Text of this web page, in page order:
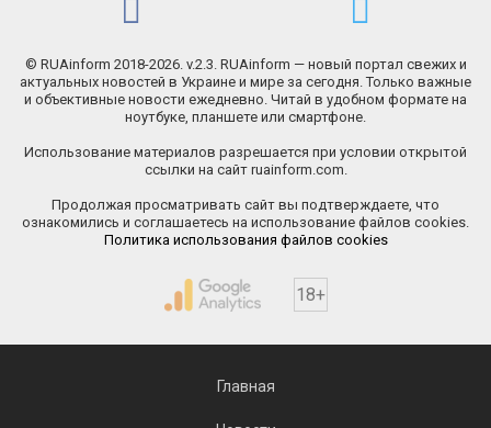
© RUAinform 2018-2026. v.2.3. RUAinform — новый портал свежих и
актуальных новостей в Украине и мире за сегодня. Только важные
и объективные новости ежедневно. Читай в удобном формате на
ноутбуке, планшете или смартфоне.
Использование материалов разрешается при условии открытой
ссылки на сайт ruainform.com.
Продолжая просматривать сайт вы подтверждаете, что
ознакомились и соглашаетесь на использование файлов cookies.
Политика использования файлов cookies
18+
Главная